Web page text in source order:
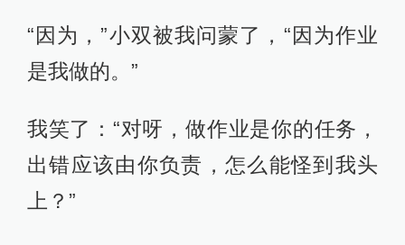
“因为，”小双被我问蒙了，“因为作业
是我做的。”
我笑了：“对呀，做作业是你的任务，
出错应该由你负责，怎么能怪到我头
上？”